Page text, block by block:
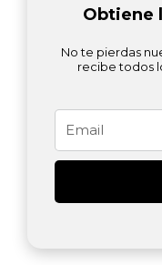
Obtiene
No te pierdas
recibe todos